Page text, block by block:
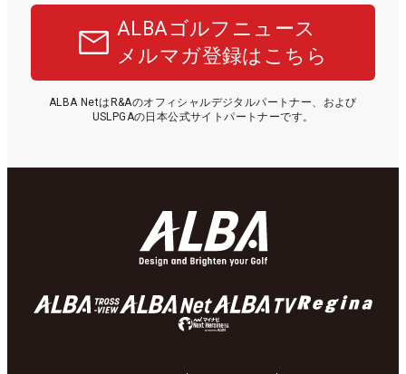
ALBAゴルフニュース
メルマガ登録はこちら
ALBA NetはR&Aのオフィシャルデジタルパートナー、および
USLPGAの日本公式サイトパートナーです。